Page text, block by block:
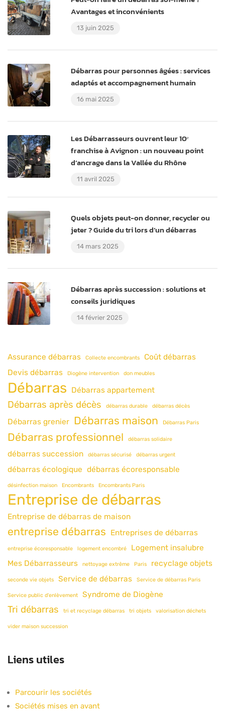
Avantages et inconvénients
13 juin 2025
Débarras pour personnes âgées : services
adaptés et accompagnement humain
16 mai 2025
Les Débarrasseurs ouvrent leur 10ᵉ
franchise à Avignon : un nouveau point
d’ancrage dans la Vallée du Rhône
11 avril 2025
Quels objets peut-on donner, recycler ou
jeter ? Guide du tri lors d’un débarras
14 mars 2025
Débarras après succession : solutions et
conseils juridiques
14 février 2025
Assurance débarras Collecte encombrants
Coût débarras
Devis débarras
Diogène intervention don meubles
Débarras Débarras appartement
Débarras après décès débarras durable débarras décès
Débarras grenier Débarras maison Débarras Paris
Débarras professionnel débarras solidaire
débarras succession débarras sécurisé débarras urgent
débarras écologique débarras écoresponsable
désinfection maison Encombrants Encombrants Paris
Entreprise de débarras
Entreprise de débarras de maison
entreprise débarras Entreprises de débarras
entreprise écoresponsable logement encombré
Logement insalubre
Mes Débarrasseurs
nettoyage extrême Paris recyclage objets
seconde vie objets Service de débarras Service de débarras Paris
Service public d'enlèvement Syndrome de Diogène
Tri débarras tri et recyclage débarras tri objets valorisation déchets
vider maison succession
Liens utiles
Parcourir les sociétés
Sociétés mises en avant